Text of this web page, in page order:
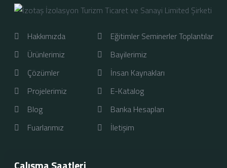
Hakkımızda
Ürünlerimiz
Çözümler
Projelerimiz
Blog
Fuarlarımız
Eğitimler Seminerler Toplantılar
Bayilerimiz
İnsan Kaynakları
E-Katalog
Banka Hesapları
İletişim